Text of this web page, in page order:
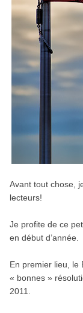
Avant tout chose,
lecteurs!
Je profite de ce
en début d’année.
En premier lieu, le
« bonnes »
2011.